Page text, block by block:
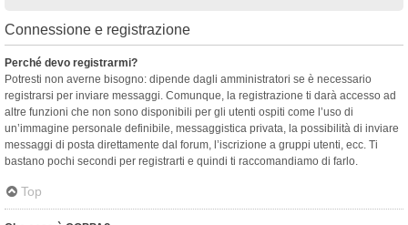
Connessione e registrazione
Perché devo registrarmi?
Potresti non averne bisogno: dipende dagli amministratori se è necessario
registrarsi per inviare messaggi. Comunque, la registrazione ti darà accesso ad
altre funzioni che non sono disponibili per gli utenti ospiti come l’uso di
un’immagine personale definibile, messaggistica privata, la possibilità di inviare
messaggi di posta direttamente dal forum, l’iscrizione a gruppi utenti, ecc. Ti
bastano pochi secondi per registrarti e quindi ti raccomandiamo di farlo.
Top